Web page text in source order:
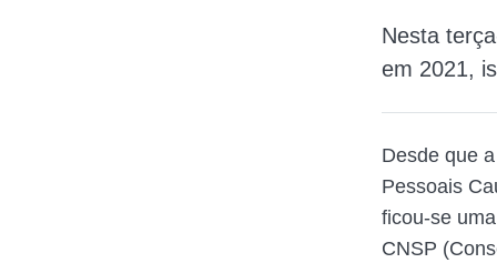
Nesta
em 2021,
Desde que
Pessoais
ficou-se
CNSP